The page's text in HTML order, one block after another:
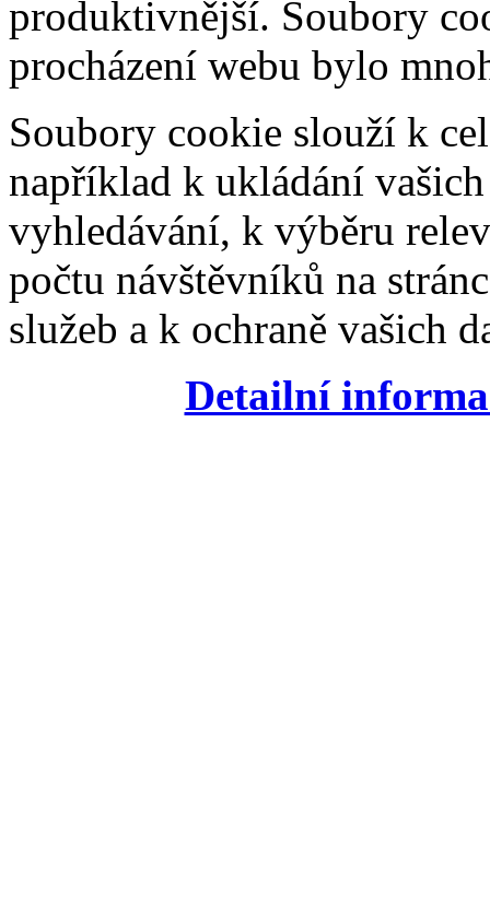
produktivnější. Soubory
procházení webu bylo
Soubory cookie slouží k
například k ukládání
vyhledávání, k výběru
počtu návštěvníků na
služeb a k ochraně vašich
Detailní